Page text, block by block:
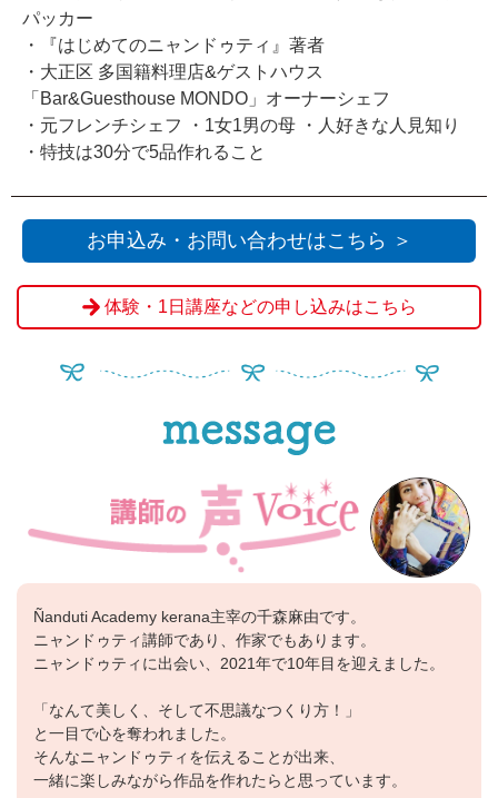
パッカー
・『はじめてのニャンドゥティ』著者
・大正区 多国籍料理店&ゲストハウス
「Bar&Guesthouse MONDO」オーナーシェフ
・元フレンチシェフ ・1女1男の母 ・人好きな人見知り
・特技は30分で5品作れること
お申込み・お問い合わせはこちら ＞
体験・1日講座などの申し込みはこちら
Ñanduti Academy kerana主宰の千森麻由です。
ニャンドゥティ講師であり、作家でもあります。
ニャンドゥティに出会い、2021年で10年目を迎えました。
「なんて美しく、そして不思議なつくり方！」
と一目で心を奪われました。
そんなニャンドゥティを伝えることが出来、
一緒に楽しみながら作品を作れたらと思っています。